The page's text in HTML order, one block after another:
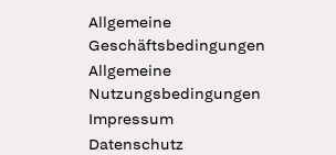
Allgemeine
Geschäftsbedingungen
Allgemeine
Nutzungsbedingungen
Impressum
Datenschutz